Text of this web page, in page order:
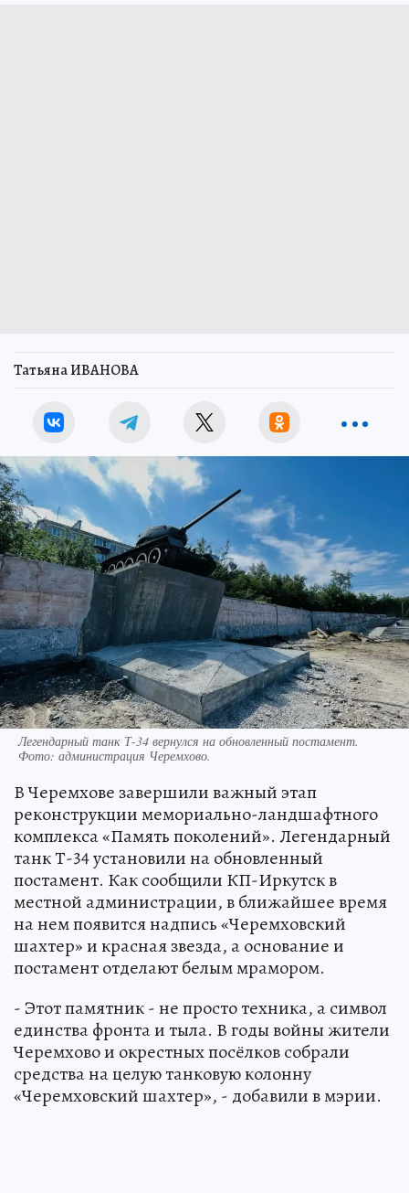
Татьяна ИВАНОВА
Легендарный танк Т-34 вернулся на обновленный постамент.
Фото: администрация Черемхово.
В Черемхове завершили важный этап
реконструкции мемориально-ландшафтного
комплекса «Память поколений». Легендарный
танк Т-34 установили на обновленный
постамент. Как сообщили КП-Иркутск в
местной администрации, в ближайшее время
на нем появится надпись «Черемховский
шахтер» и красная звезда, а основание и
постамент отделают белым мрамором.
- Этот памятник - не просто техника, а символ
единства фронта и тыла. В годы войны жители
Черемхово и окрестных посёлков собрали
средства на целую танковую колонну
«Черемховский шахтер», - добавили в мэрии.